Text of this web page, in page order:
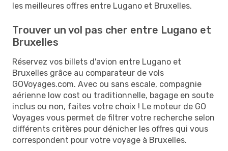
les meilleures offres entre Lugano et Bruxelles.
Trouver un vol pas cher entre Lugano et
Bruxelles
Réservez vos billets d'avion entre Lugano et
Bruxelles grâce au comparateur de vols
GOVoyages.com. Avec ou sans escale, compagnie
aérienne low cost ou traditionnelle, bagage en soute
inclus ou non, faites votre choix ! Le moteur de GO
Voyages vous permet de filtrer votre recherche selon
différents critères pour dénicher les offres qui vous
correspondent pour votre voyage à Bruxelles.